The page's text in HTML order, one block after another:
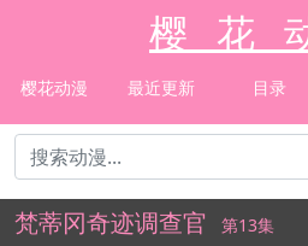
樱 花
樱花动漫 最近更新 目录
梵蒂冈奇迹调查官 第13集